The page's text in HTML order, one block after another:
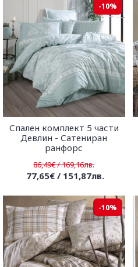
-10%
Спален комплект 5 части
Девлин - Сатениран
ранфорс
86,49€ / 169,16лв.
77,65€ / 151,87лв.
-10%